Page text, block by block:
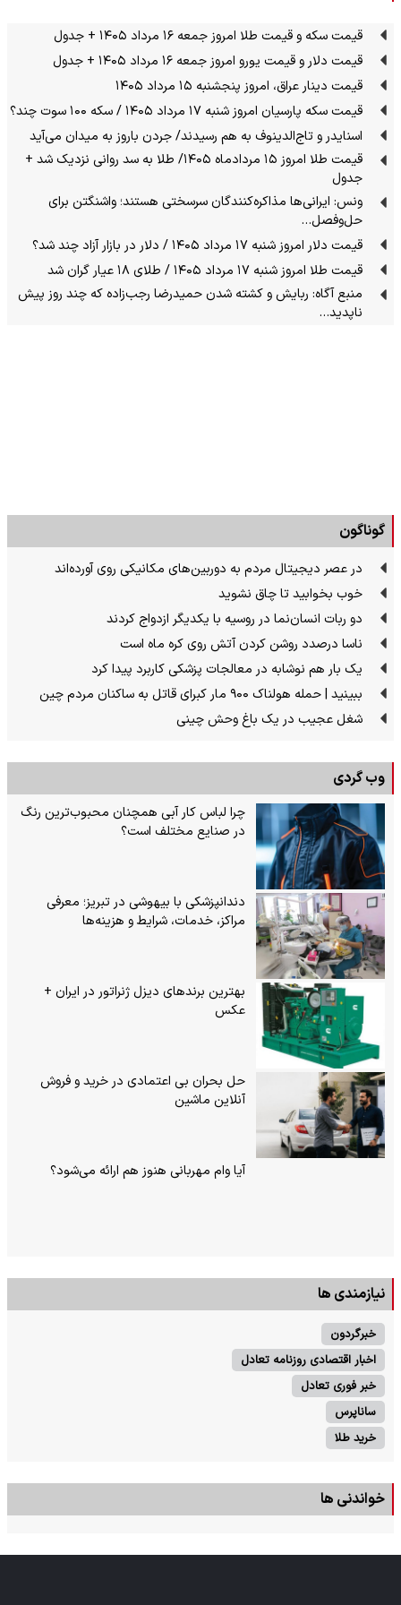
قیمت سکه و قیمت طلا امروز جمعه ۱۶ مرداد ۱۴۰۵ + جدول
قیمت دلار و قیمت یورو امروز جمعه ۱۶ مرداد ۱۴۰۵ + جدول
قیمت دینار عراق، امروز پنجشنبه ۱۵ مرداد ۱۴۰۵
قیمت سکه پارسیان امروز شنبه ۱۷ مرداد ۱۴۰۵ / سکه ۱۰۰ سوت چند؟
اسنایدر و تاج‌الدینوف به هم رسیدند/ جردن باروز به میدان می‌آید
قیمت طلا امروز ۱۵ مردادماه ۱۴۰۵/ طلا به سد روانی نزدیک شد +
جدول
ونس: ایرانی‌ها مذاکره‌کنندگان سرسختی هستند؛ واشنگتن برای
حل‌وفصل…
قیمت دلار امروز شنبه ۱۷ مرداد ۱۴۰۵ / دلار در بازار آزاد چند شد؟
قیمت طلا امروز شنبه ۱۷ مرداد ۱۴۰۵ / طلای ۱۸ عیار گران شد
منبع آگاه: ربایش و کشته شدن حمیدرضا رجب‌زاده که چند روز پیش
ناپدید…
گوناگون
در عصر دیجیتال مردم به دوربین‌های مکانیکی روی آورده‌اند
خوب بخوابید تا چاق نشوید
دو ربات انسان‌نما در روسیه با یکدیگر ازدواج کردند
ناسا درصدد روشن کردن آتش روی کره ماه است
یک بار هم نوشابه در معالجات پزشکی کاربرد پیدا کرد
ببینید | حمله هولناک ۹۰۰ مار کبرای قاتل به ساکنان مردم چین
شغل عجیب در یک باغ وحش چینی
وب گردی
چرا لباس کار آبی همچنان محبوب‌ترین رنگ
در صنایع مختلف است؟
دندانپزشکی با بیهوشی در تبریز؛ معرفی
مراکز، خدمات، شرایط و هزینه‌ها
بهترین برندهای دیزل ژنراتور در ایران +
عکس
حل بحران بی‌ اعتمادی در خرید و فروش
آنلاین ماشین
آیا وام مهربانی هنوز هم ارائه می‌شود؟
نیازمندی ها
خبرگردون
اخبار اقتصادی روزنامه تعادل
خبر فوری تعادل
ساناپرس
خرید طلا
خواندنی ها